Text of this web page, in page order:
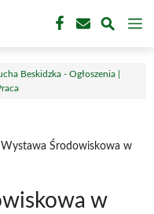
Beskidzka - Ogłoszenia |
Środowiskowa w
w